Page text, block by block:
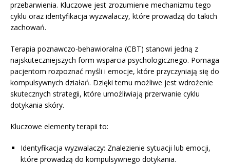
przebarwienia. Kluczowe jest zrozumienie mechanizmu tego
cyklu oraz identyfikacja wyzwalaczy, które prowadzą do takich
zachowań.
Terapia poznawczo-behawioralna (CBT) stanowi jedną z
najskuteczniejszych form wsparcia psychologicznego. Pomaga
pacjentom rozpoznać myśli i emocje, które przyczyniają się do
kompulsywnych działań. Dzięki temu możliwe jest wdrożenie
skutecznych strategii, które umożliwiają przerwanie cyklu
dotykania skóry.
Kluczowe elementy terapii to:
Identyfikacja wyzwalaczy: Znalezienie sytuacji lub emocji,
które prowadzą do kompulsywnego dotykania.